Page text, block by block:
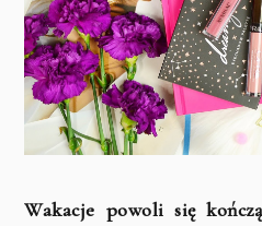
Wakacje powoli się